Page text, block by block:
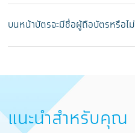
บนหน้าบัตรจะมีชื่อผู้ถือบัตรหรือไม่
แนะนำสำหรับคุณ